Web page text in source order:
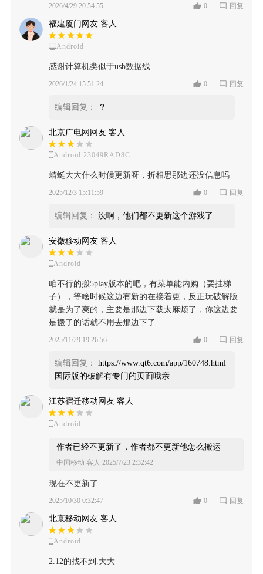
2026/4/29 20:54:55 0 回复
福建厦门网友 客人
Android
感谢计算机类似于usb数据线
2026/1/24 15:51:24 0 回复
编辑回复： ？
北京广电网网友 客人
Android 23049RAD8C
蜻蜓大大什么时候更新呀，折相思那边还没信息吗
2025/12/3 15:11:59 0 回复
编辑回复： 没啊，他们都不更新这个游戏了
安徽移动网友 客人
Android
咱不行的搬5play版本的吧，有菜单能内购（要挂梯
子），等啥时候这边有新的在接着更，反正玩破解版
就是为了爽的，主要是那边下载太麻烦了，你这边要
是搬了的话就不用去那边下了
2025/11/29 19:26:56 0 回复
编辑回复：
https://www.qt6.com/app/160748.html
国际版的破解有专门的页面哦亲
江苏宿迁移动网友 客人
Android
作者已经不更新了，作者都不更新他怎么搬运
中国移动 客人 2025/7/23 2:32:42
现在不更新了
2025/10/30 0:32:47 0 回复
北京移动网友 客人
Android
2.12的找不到.大大